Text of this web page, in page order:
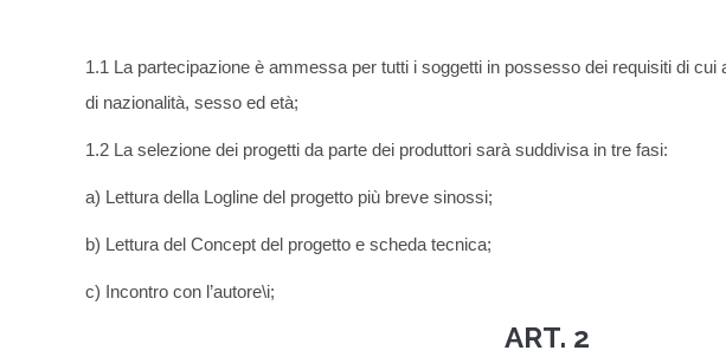
1.1 La partecipazione è ammessa per tutti i soggetti in possesso dei requisiti di
di nazionalità, sesso ed età;
1.2 La selezione dei progetti da parte dei produttori sarà suddivisa in tre fasi:
a) Lettura della Logline del progetto più breve sinossi;
b) Lettura del Concept del progetto e scheda tecnica;
c) Incontro con l’autore\i;
ART. 2